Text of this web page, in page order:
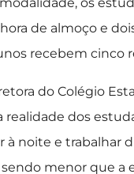
de almoço e
recebem cinco
do Colégio
dos
à noite e trabalhar
menor que